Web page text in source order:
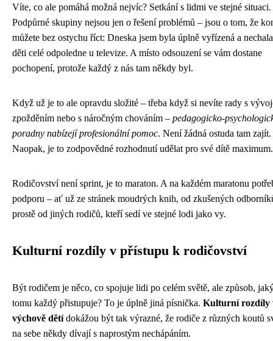
Víte, co ale pomáhá možná nejvíc? Setkání s lidmi ve stejné situaci.
Podpůrné skupiny nejsou jen o řešení problémů – jsou o tom, že
můžete bez ostychu říct: Dneska jsem byla úplně vyřízená a
děti celé odpoledne u televize. A místo odsouzení se vám dostane
pochopení, protože každý z nás tam někdy byl.
Když už je to ale opravdu složité – třeba když si nevíte rady s
zpožděním nebo s náročným chováním – pedagogicko-
poradny nabízejí profesionální pomoc. Není žádná ostuda tam zajít.
Naopak, je to zodpovědné rozhodnutí udělat pro své dítě maximum.
Rodičovství není sprint, je to maraton. A na každém maratonu
podporu – ať už ze stránek moudrých knih, od zkušených
prostě od jiných rodičů, kteří sedí ve stejné lodi jako vy.
Kulturní rozdíly v přístupu k rodičovství
Být rodičem je něco, co spojuje lidi po celém světě, ale způsob,
tomu každý přistupuje? To je úplně jiná písnička. Kulturní rozdíly
výchově dětídokážou být tak výrazné, že rodiče z různých koutů
na sebe někdy dívají s naprostým nechápáním.